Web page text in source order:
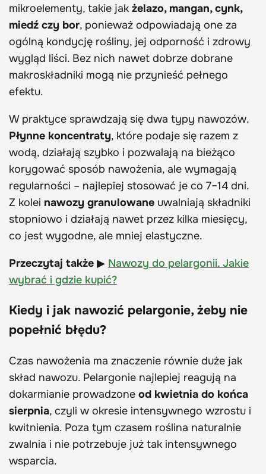
mikroelementy, takie jak żelazo, mangan, cynk,
miedź czy bor, ponieważ odpowiadają one za
ogólną kondycję rośliny, jej odporność i zdrowy
wygląd liści. Bez nich nawet dobrze dobrane
makroskładniki mogą nie przynieść pełnego
efektu.
W praktyce sprawdzają się dwa typy nawozów.
Płynne koncentraty, które podaje się razem z
wodą, działają szybko i pozwalają na bieżąco
korygować sposób nawożenia, ale wymagają
regularności – najlepiej stosować je co 7–14 dni.
Z kolei nawozy granulowane uwalniają składniki
stopniowo i działają nawet przez kilka miesięcy,
co jest wygodne, ale mniej elastyczne.
Przeczytaj także ▶ Nawozy do pelargonii. Jakie
wybrać i gdzie kupić?
Kiedy i jak nawozić pelargonie, żeby nie
popełnić błędu?
Czas nawożenia ma znaczenie równie duże jak
skład nawozu. Pelargonie najlepiej reagują na
dokarmianie prowadzone od kwietnia do końca
sierpnia, czyli w okresie intensywnego wzrostu i
kwitnienia. Poza tym czasem roślina naturalnie
zwalnia i nie potrzebuje już tak intensywnego
wsparcia.